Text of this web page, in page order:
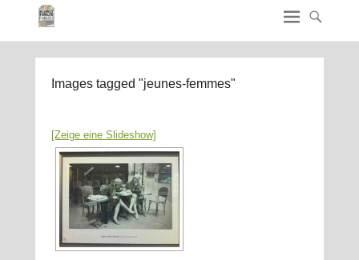
Images tagged "jeunes-femmes"
[Zeige eine Slideshow]